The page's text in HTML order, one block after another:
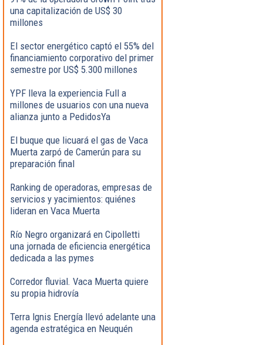
una capitalización de US$ 30
millones
El sector energético captó el 55% del
financiamiento corporativo del primer
semestre por US$ 5.300 millones
YPF lleva la experiencia Full a
millones de usuarios con una nueva
alianza junto a PedidosYa
El buque que licuará el gas de Vaca
Muerta zarpó de Camerún para su
preparación final
Ranking de operadoras, empresas de
servicios y yacimientos: quiénes
lideran en Vaca Muerta
Río Negro organizará en Cipolletti
una jornada de eficiencia energética
dedicada a las pymes
Corredor fluvial. Vaca Muerta quiere
su propia hidrovía
Terra Ignis Energía llevó adelante una
agenda estratégica en Neuquén